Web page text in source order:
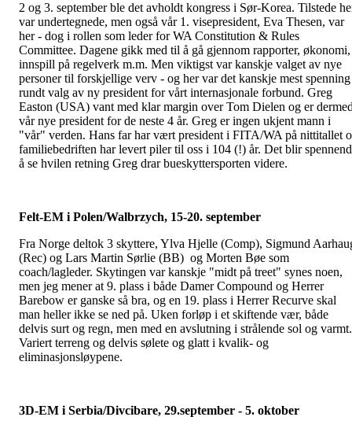
2 og 3. september ble det avholdt kongress i Sør-Korea. Tilstede
var undertegnede, men også vår 1. visepresident, Eva Thesen, var
her - dog i rollen som leder for WA Constitution & Rules
Committee. Dagene gikk med til å gå gjennom rapporter, økonomi,
innspill på regelverk m.m. Men viktigst var kanskje valget av nye
personer til forskjellige verv - og her var det kanskje mest spenning
rundt valg av ny president for vårt internasjonale forbund. Greg
Easton (USA) vant med klar margin over Tom Dielen og er
vår nye president for de neste 4 år. Greg er ingen ukjent mann i
"vår" verden. Hans far har vært president i FITA/WA på nittitallet
familiebedriften har levert piler til oss i 104 (!) år. Det blir
å se hvilen retning Greg drar bueskyttersporten videre.
Felt-EM i Polen/Walbrzych, 15-20. september
Fra Norge deltok 3 skyttere, Ylva Hjelle (Comp), Sigmund
(Rec) og Lars Martin Sørlie (BB) og Morten Bøe som
coach/lagleder. Skytingen var kanskje "midt på treet" synes noen,
men jeg mener at 9. plass i både Damer Compound og Herrer
Barebow er ganske så bra, og en 19. plass i Herrer Recurve skal
man heller ikke se ned på. Uken forløp i et skiftende vær, både
delvis surt og regn, men med en avslutning i strålende sol og varmt.
Variert terreng og delvis sølete og glatt i kvalik- og
eliminasjonsløypene.
3D-EM i Serbia/Divcibare, 29.september - 5. oktober